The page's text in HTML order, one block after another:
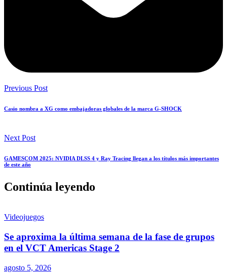
Previous Post
Casio nombra a XG como embajadoras globales de la marca G-SHOCK
Next Post
GAMESCOM 2025: NVIDIA DLSS 4 y Ray Tracing llegan a los títulos más importantes
de este año
Continúa leyendo
Videojuegos
Se aproxima la última semana de la fase de grupos
en el VCT Americas Stage 2
agosto 5, 2026